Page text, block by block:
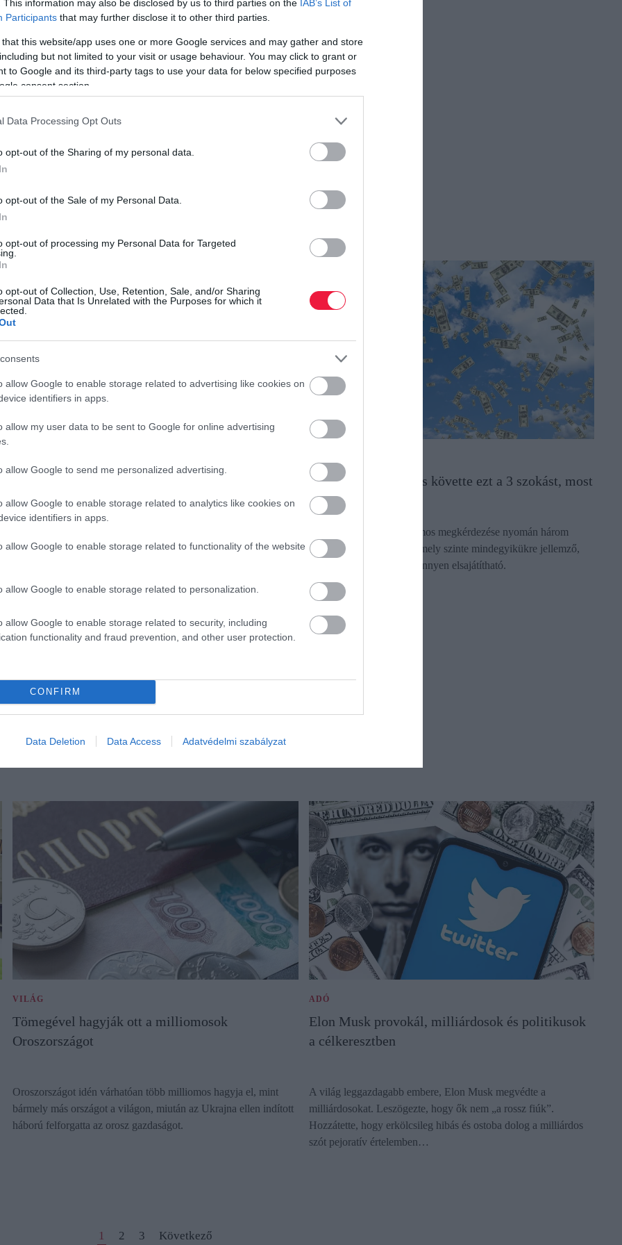
This information may also be disclosed by us to third parties on the IAB’s List of
Participants that may further disclose it to other third parties.
that this website/app uses one or more Google services and may gather and store
but not limited to your visit or usage behaviour. You may click to grant or
to Google and its third-party tags to use your data for below specified purposes
consent section.
Data Processing Opt Outs
opt-out of the Sharing of my personal data.
opt-out of the Sale of my Personal Data.
opt-out of processing my Personal Data for Targeted
opt-out of Collection, Use, Retention, Sale, and/or Sharing
Data that Is Unrelated with the Purposes for which it
allow Google to enable storage related to advertising like cookies on
identifiers in apps.
allow my user data to be sent to Google for online advertising
allow Google to send me personalized advertising.
allow Google to enable storage related to analytics like cookies on
identifiers in apps.
allow Google to enable storage related to functionality of the website
allow Google to enable storage related to personalization.
allow Google to enable storage related to security, including
functionality and fraud prevention, and other user protection.
CONFIRM
Data Deletion Data Access Adatvédelmi szabályzat
növekedéssel elérik az 1 milliárd eurós értéket. A sajátos
stratégiát rengetegen…
Az amerikai gazdagok a hiány ellenére is
pazarolják a vizet
elitjének otthonául szolgáló, összefoglalóan Hamptons néven
Több száz milliomos követte ezt a 3 szokást, most
jól jöhet
Több mint kétszáz milliomos megkérdezése nyomán három
szokás körvonalazódik, amely szinte mindegyikükre jellemző,
ráadásul bárki számára könnyen elsajátítható.
VILÁG
Tömegével hagyják ott a milliomosok
Oroszországot
Oroszországot idén várhatóan több milliomos hagyja el, mint
bármely más országot a világon, miután az Ukrajna ellen indított
háború felforgatta az orosz gazdaságot.
ADÓ
Elon Musk provokál, milliárdosok és politikusok
a célkeresztben
A világ leggazdagabb embere, Elon Musk megvédte a
milliárdosokat. Leszögezte, hogy ők nem „a rossz fiúk”.
Hozzátette, hogy erkölcsileg hibás és ostoba dolog a milliárdos
szót pejoratív értelemben…
1 2 3 Következő